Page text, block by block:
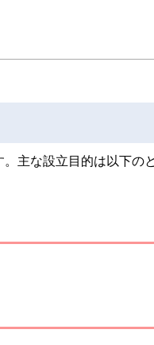
資格者を執筆者・監修者として迎
主な設立目的は以下の